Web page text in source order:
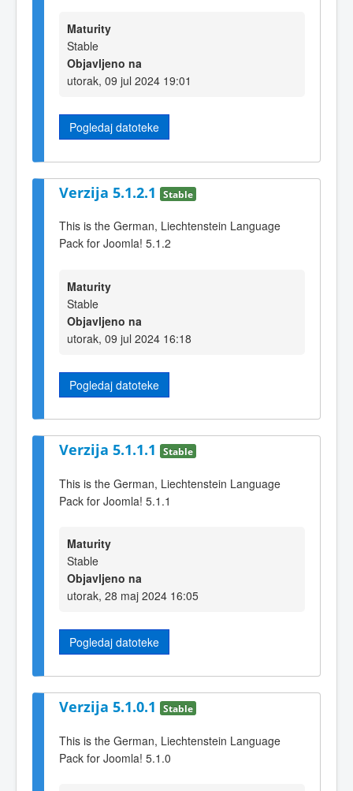
Maturity
Stable
Objavljeno na
utorak, 09 jul 2024 19:01
Pogledaj datoteke
Verzija 5.1.2.1 Stable
This is the German, Liechtenstein Language
Pack for Joomla! 5.1.2
Maturity
Stable
Objavljeno na
utorak, 09 jul 2024 16:18
Pogledaj datoteke
Verzija 5.1.1.1 Stable
This is the German, Liechtenstein Language
Pack for Joomla! 5.1.1
Maturity
Stable
Objavljeno na
utorak, 28 maj 2024 16:05
Pogledaj datoteke
Verzija 5.1.0.1 Stable
This is the German, Liechtenstein Language
Pack for Joomla! 5.1.0